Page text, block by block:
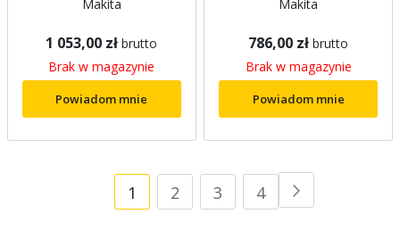
Makita
1 053,00 zł brutto
Brak w magazynie
Powiadom mnie
Makita
786,00 zł brutto
Brak w magazynie
Powiadom mnie
Strona
Aktualnie
1 Strona
2 Strona
3 Strona
4